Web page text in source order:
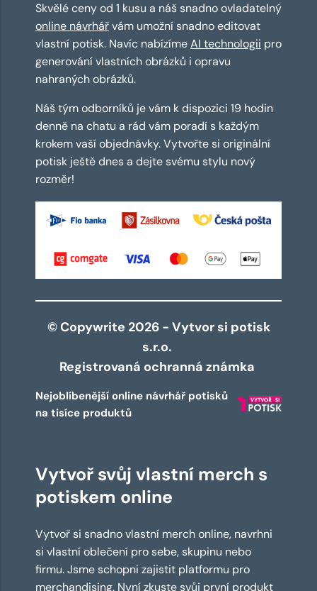
Skvělé ceny od 1 kusu a náš snadno ovladatelný
online návrhářvám umožní snadno editovat
vlastní potisk. Navíc nabízímeAI technologii pro
generování vlastních obrázků i opravu
nahraných obrázků.
Náš tým odborníků je vám k dispozici 19 hodin
denně na chatu a rád vám poradí s každým
krokem vaší objednávky. Vytvořte si originální
potisk ještě dnes a dejte svému stylu nový
rozměr!
© Copywrite 2026 - Vytvor si potisk
s.r.o.
Registrovaná ochranná známka
Nejoblíbenější online návrhář potisků
na tisíce produktů
Vytvoř svůj vlastní merch s
potiskem online
Vytvoř si snadno vlastní merch online, navrhni
si vlastní oblečení pro sebe, skupinu nebo
firmu. Jsme schopni zajistit platformu pro
merchandising. Nyní zkuste svůj první produkt